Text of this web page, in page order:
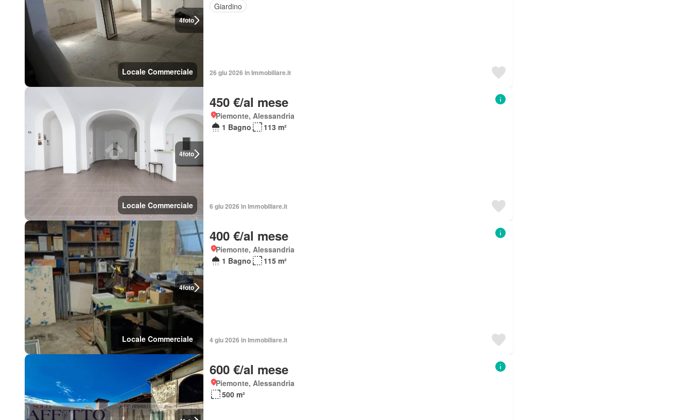
4foto
Locale Commerciale
Giardino
26 giu 2026 in Immobiliare.it
4foto
Locale Commerciale
450 €/al mese
Piemonte, Alessandria
1 Bagno
113 m²
6 giu 2026 in Immobiliare.it
4foto
Locale Commerciale
400 €/al mese
Piemonte, Alessandria
1 Bagno
115 m²
4 giu 2026 in Immobiliare.it
600 €/al mese
Piemonte, Alessandria
500 m²